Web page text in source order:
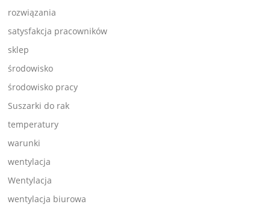
rozwiązania
satysfakcja pracowników
sklep
środowisko
środowisko pracy
Suszarki do rak
temperatury
warunki
wentylacja
Wentylacja
wentylacja biurowa